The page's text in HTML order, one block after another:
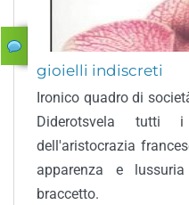
gioielli indiscreti
Ironico quadro di
Diderotsvela
dell'aristocrazia
apparenza e
braccetto.